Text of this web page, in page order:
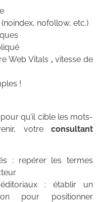
nofollow, etc.)
Web Vitals , vitesse de
!
pour qu’il cible les mots-
votre consultant
: repérer les termes
éditoriaux : établir un
pour positionner